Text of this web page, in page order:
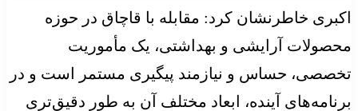
اکبری خاطرنشان کرد: مقابله با قاچاق در حوزه
محصولات آرایشی و بهداشتی، یک مأموریت
تخصصی، حساس و نیازمند پیگیری مستمر است و در
برنامه‌های آینده، ابعاد مختلف آن به طور دقیق‌تری